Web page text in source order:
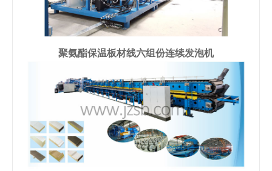
聚氨酯保温板材线六组份连续发泡机